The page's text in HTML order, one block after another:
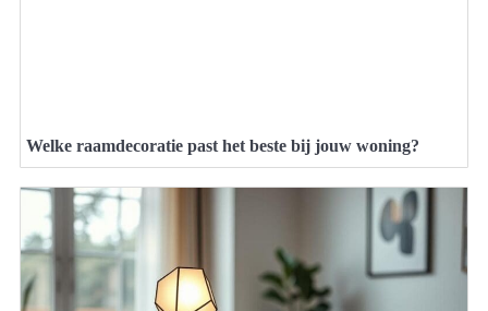
Welke raamdecoratie past het beste bij jouw woning?